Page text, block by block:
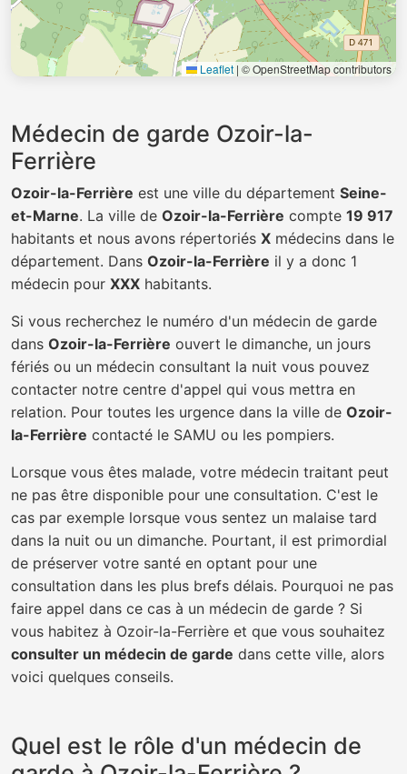
Leaflet | © OpenStreetMap contributors
Médecin de garde Ozoir-la-
Ferrière
Ozoir-la-Ferrière est une ville du département Seine-
et-Marne. La ville de Ozoir-la-Ferrière compte 19 917
habitants et nous avons répertoriés X médecins dans le
département. Dans Ozoir-la-Ferrière il y a donc 1
médecin pour XXX habitants.
Si vous recherchez le numéro d'un médecin de garde
dans Ozoir-la-Ferrière ouvert le dimanche, un jours
fériés ou un médecin consultant la nuit vous pouvez
contacter notre centre d'appel qui vous mettra en
relation. Pour toutes les urgence dans la ville de Ozoir-
la-Ferrière contacté le SAMU ou les pompiers.
Lorsque vous êtes malade, votre médecin traitant peut
ne pas être disponible pour une consultation. C'est le
cas par exemple lorsque vous sentez un malaise tard
dans la nuit ou un dimanche. Pourtant, il est primordial
de préserver votre santé en optant pour une
consultation dans les plus brefs délais. Pourquoi ne pas
faire appel dans ce cas à un médecin de garde ? Si
vous habitez à Ozoir-la-Ferrière et que vous souhaitez
consulter un médecin de garde dans cette ville, alors
voici quelques conseils.
Quel est le rôle d'un médecin de